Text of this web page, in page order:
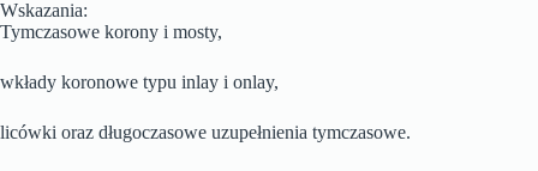
Wskazania:
Tymczasowe korony i mosty,
wkłady koronowe typu inlay i onlay,
licówki oraz długoczasowe uzupełnienia tymczasowe.